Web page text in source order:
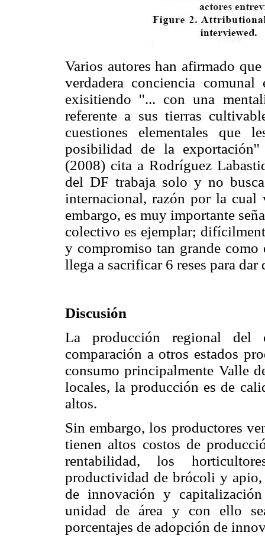
Varios autores han afirmado
verdadera conciencia
exisitiendo ''... con una
referente a sus tierras
cuestiones elementales que
posibilidad de la
(2008) cita a Rodríguez
del DF trabaja solo y no
internacional, razón por la cual
embargo, es muy importante
colectivo es ejemplar;
y compromiso tan grande
llega a sacrificar 6 reses para dar
Discusión
La producción regional del
comparación a otros estados
consumo principalmente Valle
locales, la producción es de
altos.
Sin embargo, los productores
tienen altos costos de
rentabilidad, los
productividad de brócoli y apio,
de innovación y
unidad de área y con ello
porcentajes de adopción de